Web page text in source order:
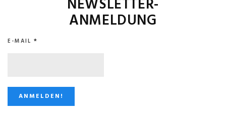
NEWSLETTER-
ANMELDUNG
E-MAIL *